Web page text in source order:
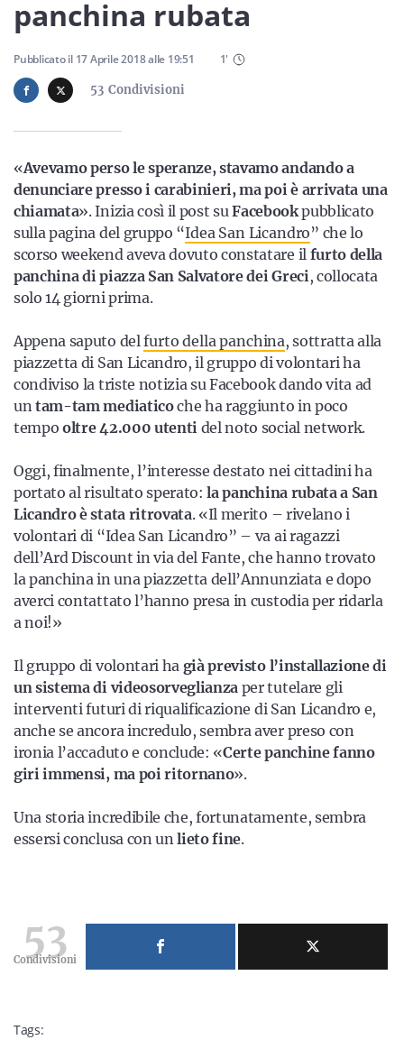
Servizi
Resta sempre aggiornato con le ultime news, iscriviti alla
nostra newsletter
Iscriviti
panchina rubata
53 Condivisioni
Pubblicato il 17 Aprile 2018alle 19:51 1'
«Avevamo perso le speranze, stavamo andando a
denunciare presso i carabinieri, ma poi è arrivata una
chiamata». Inizia così il post suFacebookpubblicato
sulla pagina del gruppo “Idea San Licandro” che lo
scorso weekend aveva dovuto constatare il furto della
panchina di piazza San Salvatore dei Greci, collocata
solo 14 giorni prima.
Appena saputo delfurto della panchina, sottratta alla
piazzetta di San Licandro, il gruppo di volontari ha
condiviso la triste notizia su Facebook dando vita ad
untam-tam mediaticoche ha raggiunto in poco
tempooltre 42.000 utenti del noto social network.
Oggi, finalmente, l’interesse destato nei cittadini ha
portato al risultato sperato:la panchina rubata a San
Licandro è stata ritrovata. «Il merito – rivelano i
volontari di “Idea San Licandro” – va ai ragazzi
dell’Ard Discount in via del Fante, che hanno trovato
la panchina in una piazzetta dell’Annunziata e dopo
averci contattato l’hanno presa in custodia per ridarla
a noi!»
Il gruppo di volontari ha già previsto l’installazione di
un sistema di videosorveglianza per tutelare gli
interventi futuri di riqualificazione di San Licandro e,
anche se ancora incredulo, sembra aver preso con
ironia l’accaduto e conclude: «Certe panchine fanno
giri immensi, ma poi ritornano».
Una storia incredibile che, fortunatamente, sembra
essersi conclusa con unlieto fine.
53
Condivisioni
Tags: